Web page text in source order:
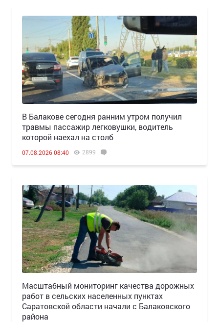
В Балакове сегодня ранним утром получил
травмы пассажир легковушки, водитель
которой наехал на столб
07.08.2026 08:40 2899
Масштабный мониторинг качества дорожных
работ в сельских населенных пунктах
Саратовской области начали с Балаковского
района